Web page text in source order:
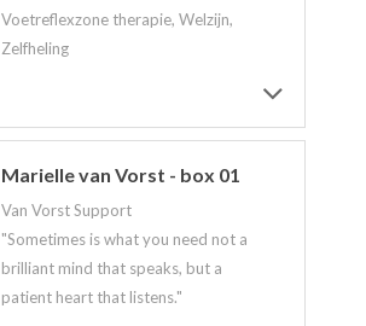
Voetreflexzone therapie, Welzijn,
Zelfheling
Marielle van Vorst - box 01
Van Vorst Support
"Sometimes is what you need not a
brilliant mind that speaks, but a
patient heart that listens."